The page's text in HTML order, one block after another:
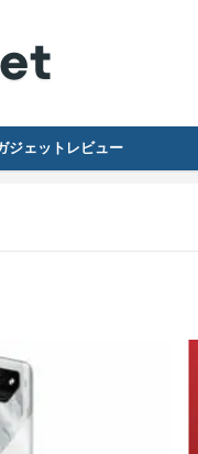
ジェットレビュー